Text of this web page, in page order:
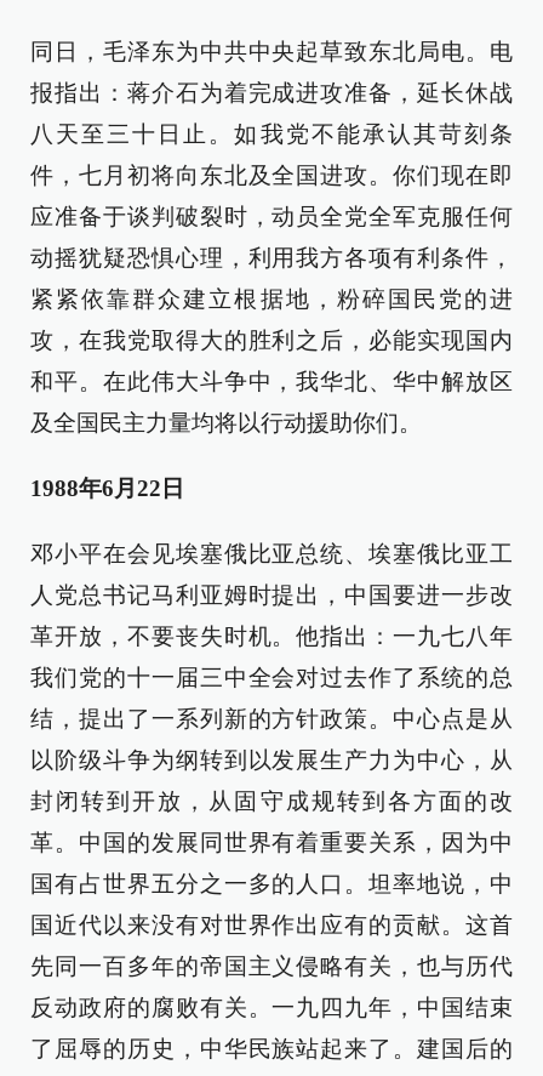
同日，毛泽东为中共中央起草致东北局电。电
报指出：蒋介石为着完成进攻准备，延长休战
八天至三十日止。如我党不能承认其苛刻条
件，七月初将向东北及全国进攻。你们现在即
应准备于谈判破裂时，动员全党全军克服任何
动摇犹疑恐惧心理，利用我方各项有利条件，
紧紧依靠群众建立根据地，粉碎国民党的进
攻，在我党取得大的胜利之后，必能实现国内
和平。在此伟大斗争中，我华北、华中解放区
及全国民主力量均将以行动援助你们。
1988年6月22日
邓小平在会见埃塞俄比亚总统、埃塞俄比亚工
人党总书记马利亚姆时提出，中国要进一步改
革开放，不要丧失时机。他指出：一九七八年
我们党的十一届三中全会对过去作了系统的总
结，提出了一系列新的方针政策。中心点是从
以阶级斗争为纲转到以发展生产力为中心，从
封闭转到开放，从固守成规转到各方面的改
革。中国的发展同世界有着重要关系，因为中
国有占世界五分之一多的人口。坦率地说，中
国近代以来没有对世界作出应有的贡献。这首
先同一百多年的帝国主义侵略有关，也与历代
反动政府的腐败有关。一九四九年，中国结束
了屈辱的历史，中华民族站起来了。建国后的